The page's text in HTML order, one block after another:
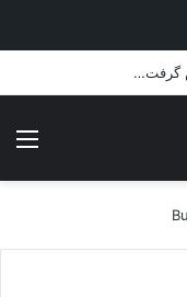
گرفت…